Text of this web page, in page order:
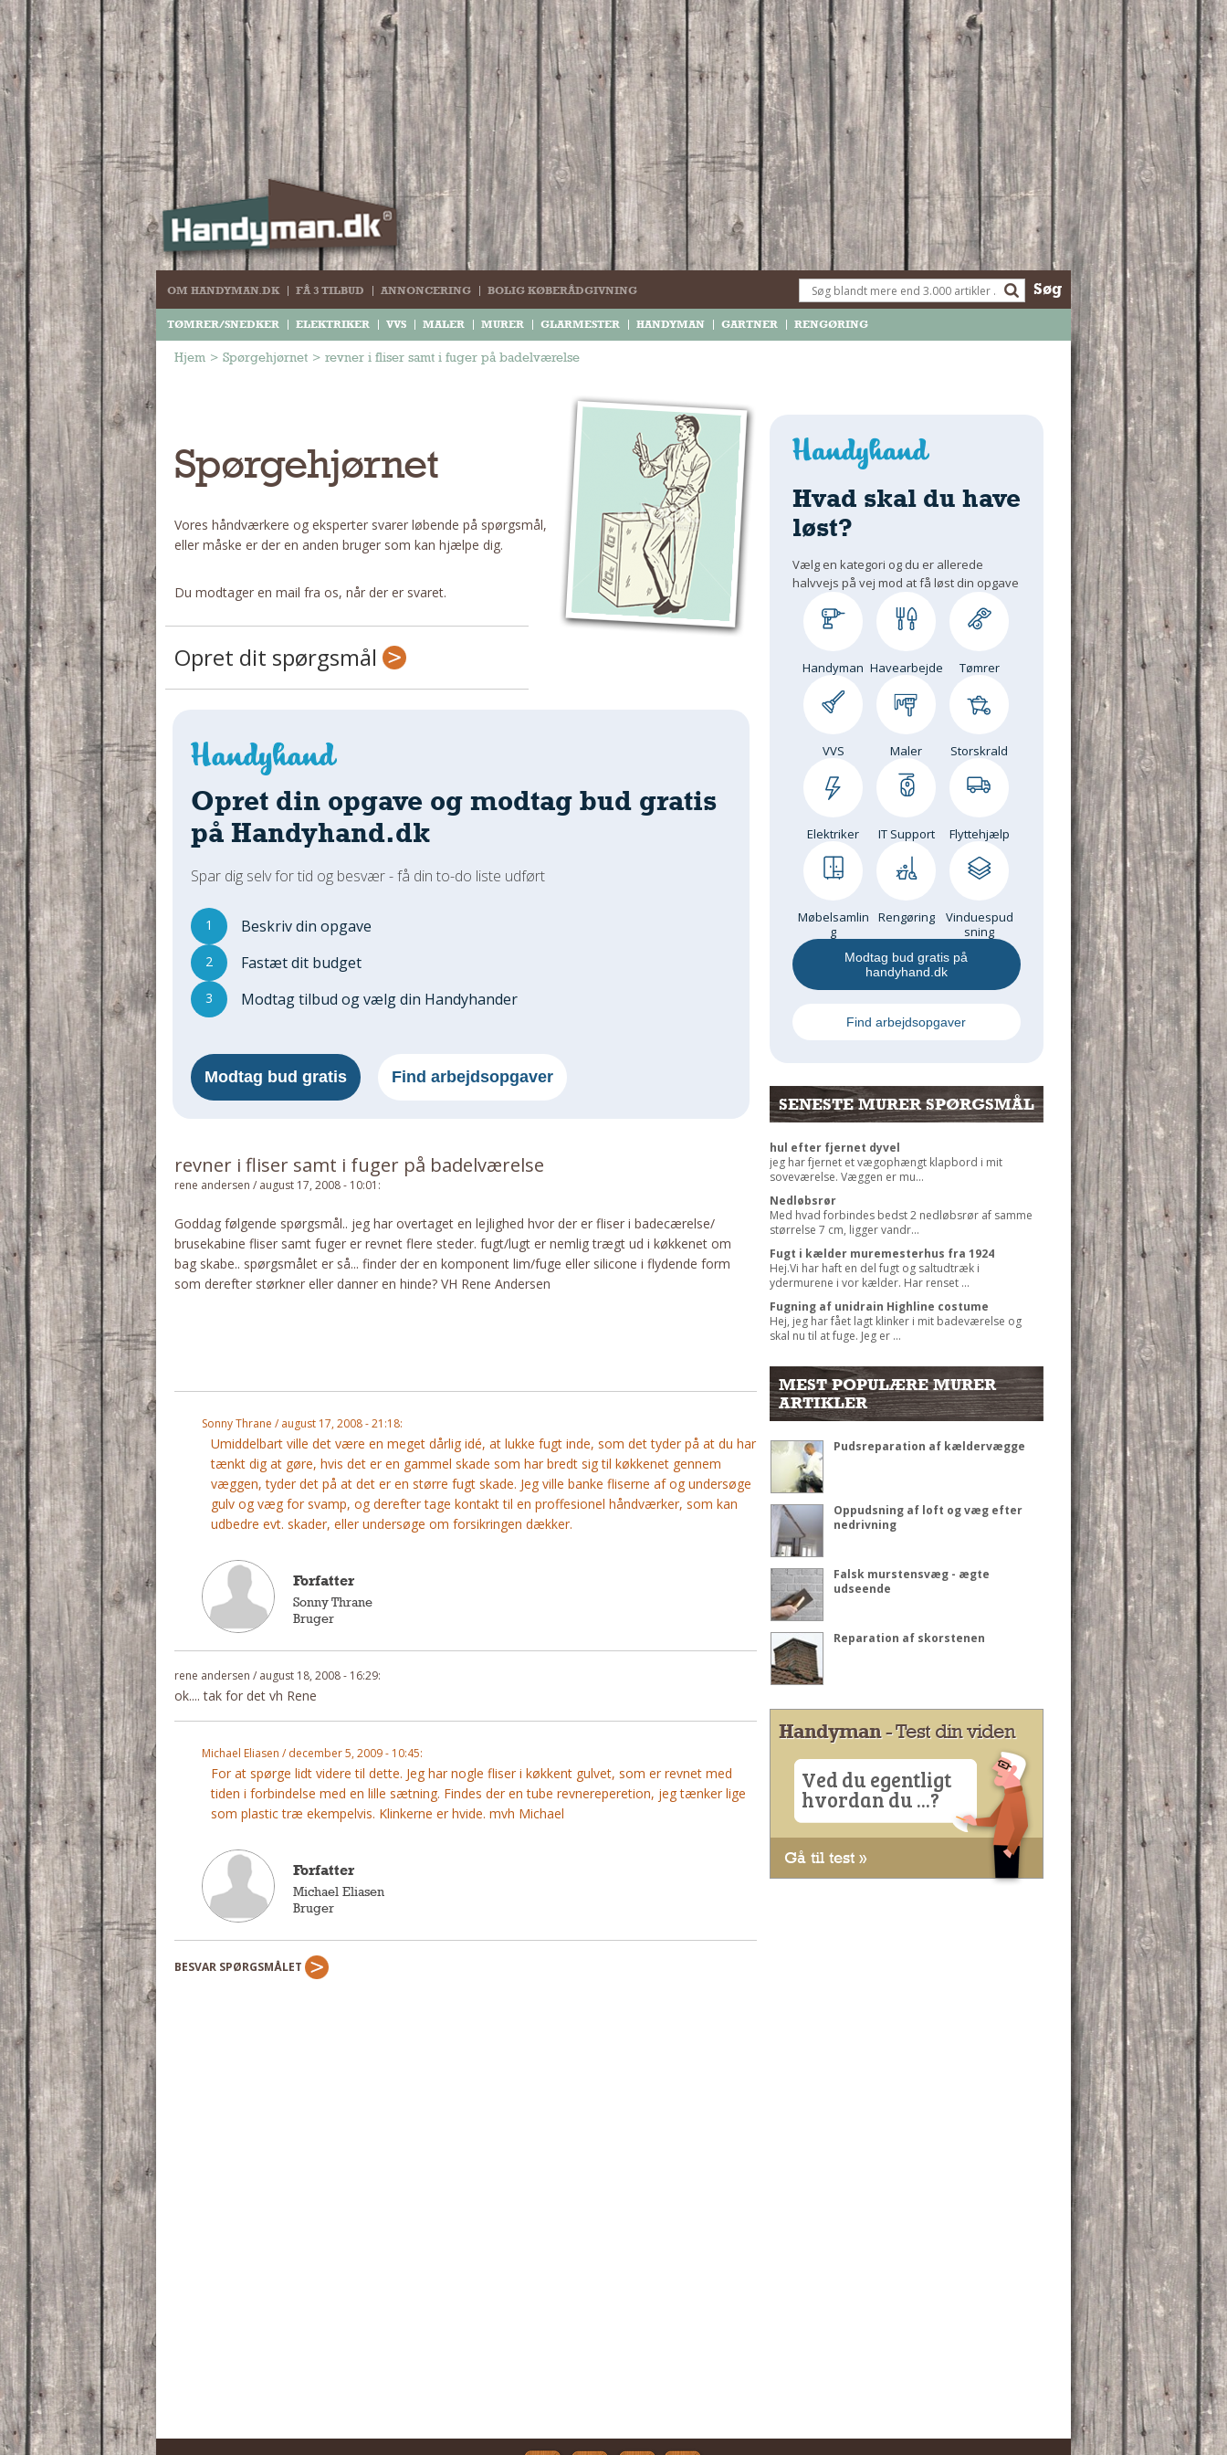
OM HANDYMAN.DK FÅ 3 TILBUD ANNONCERING BOLIG KØBERÅDGIVNING
TØMRER/SNEDKER ELEKTRIKER VVS MALER MURER GLARMESTER HANDYMAN GARTNER RENGØRING
Søg
Hjem > Spørgehjørnet > revner i fliser samt i fuger på badelværelse
Spørgehjørnet
Vores håndværkere og eksperter svarer løbende på spørgsmål,
eller måske er der en anden bruger som kan hjælpe dig.
Du modtager en mail fra os, når der er svaret.
Opret dit spørgsmål
Opret din opgave og modtag bud gratis
på Handyhand.dk
Spar dig selv for tid og besvær - få din to-do liste udført
1 Beskriv din opgave
2 Fastæt dit budget
3 Modtag tilbud og vælg din Handyhander
Modtag bud gratis Find arbejdsopgaver
revner i fliser samt i fuger på badelværelse
rene andersen / august 17, 2008 - 10:01 :
Goddag følgende spørgsmål.. jeg har overtaget en lejlighed hvor der er fliser i badecærelse/
brusekabine fliser samt fuger er revnet flere steder. fugt/lugt er nemlig trægt ud i køkkenet om
bag skabe.. spørgsmålet er så... finder der en komponent lim/fuge eller silicone i flydende form
som derefter størkner eller danner en hinde? VH Rene Andersen
Sonny Thrane / august 17, 2008 - 21:18:
Umiddelbart ville det være en meget dårlig idé, at lukke fugt inde, som det tyder på at du har
tænkt dig at gøre, hvis det er en gammel skade som har bredt sig til køkkenet gennem
væggen, tyder det på at det er en større fugt skade. Jeg ville banke fliserne af og undersøge
gulv og væg for svamp, og derefter tage kontakt til en proffesionel håndværker, som kan
udbedre evt. skader, eller undersøge om forsikringen dækker.
Forfatter
Sonny Thrane
Bruger
rene andersen / august 18, 2008 - 16:29:
ok.... tak for det vh Rene
Michael Eliasen / december 5, 2009 - 10:45:
For at spørge lidt videre til dette. Jeg har nogle fliser i køkkent gulvet, som er revnet med
tiden i forbindelse med en lille sætning. Findes der en tube revnereperetion, jeg tænker lige
som plastic træ ekempelvis. Klinkerne er hvide. mvh Michael
Forfatter
Michael Eliasen
Bruger
BESVAR SPØRGSMÅLET
Hvad skal du have
løst?
Vælg en kategori og du er allerede
halvvejs på vej mod at få løst din opgave
Handyman Havearbejde Tømrer
VVS Maler Storskrald
Elektriker IT Support Flyttehjælp
Møbelsamlin
g
Rengøring
Vinduespud
sning
Modtag bud gratis på
handyhand.dk
Find arbejdsopgaver
SENESTE MURER SPØRGSMÅL
hul efter fjernet dyvel
jeg har fjernet et vægophængt klapbord i mit
soveværelse. Væggen er mu...
Nedløbsrør
Med hvad forbindes bedst 2 nedløbsrør af samme
størrelse 7 cm, ligger vandr...
Fugt i kælder muremesterhus fra 1924
Hej.Vi har haft en del fugt og saltudtræk i
ydermurene i vor kælder. Har renset ...
Fugning af unidrain Highline costume
Hej, jeg har fået lagt klinker i mit badeværelse og
skal nu til at fuge. Jeg er ...
MEST POPULÆRE MURER
ARTIKLER
Pudsreparation af kældervægge
Oppudsning af loft og væg efter
nedrivning
Falsk murstensvæg - ægte
udseende
Reparation af skorstenen
Handyman- Test din viden
Ved du egentligt
hvordan du ...?
Gå til test »